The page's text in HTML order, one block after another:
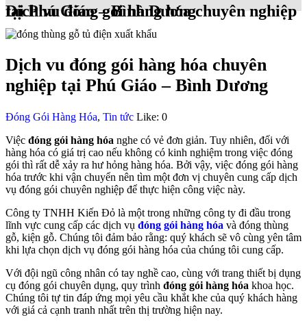
Dịch vu đóng gói hàng hóa chuyên nghiệp tại Phú Giáo – Bình Dương
Dịch vu đóng gói hàng hóa chuyên
nghiệp tại Phú Giáo – Bình Dương
Đóng Gói Hàng Hóa, Tin tức Like: 0
Việc đóng gói hàng hóa nghe có vẻ đơn giản. Tuy nhiên, đối với
hàng hóa có giá trị cao nếu không có kinh nghiệm trong việc đóng
gói thì rất dễ xảy ra hư hỏng hàng hóa. Bởi vậy, việc đóng gói hàng
hóa trước khi vận chuyển nên tìm một đơn vị chuyên cung cấp dịch
vụ đóng gói chuyên nghiệp để thực hiện công việc này.
Công ty TNHH Kiến Đỏ là một trong những công ty đi đầu trong
lĩnh vực cung cấp các dịch vụ đóng gói hàng hóa và đóng thùng
gỗ, kiện gỗ. Chúng tôi đảm bảo rằng: quý khách sẽ vô cùng yên tâm
khi lựa chọn dịch vụ đóng gói hàng hóa của chúng tôi cung cấp.
Với đội ngũ công nhân có tay nghề cao, cùng với trang thiết bị dụng
cụ đóng gói chuyên dụng, quy trình đóng gói hàng hóa khoa học.
Chúng tôi tự tin đáp ứng mọi yêu cầu khắt khe của quý khách hàng
với giá cả cạnh tranh nhất trên thị trường hiện nay.